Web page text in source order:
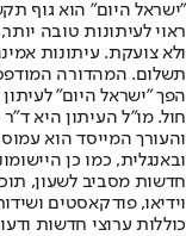
"ישראל היום" הוא גוף
ראוי לעיתונות טובה
ולא צועקת. עיתונות
הפך "ישראל היום"
חול. מו"ל העיתון היא
והעורך המייסד הוא
חדשות מסביב לשעון,
וידיאו, פודקאסטים
כוללות ערוצי חדשות